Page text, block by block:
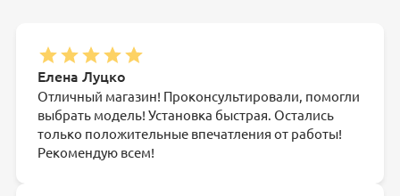
Елена Луцко
Отличный магазин! Проконсультировали, помогли
выбрать модель! Установка быстрая. Остались
только положительные впечатления от работы!
Рекомендую всем!